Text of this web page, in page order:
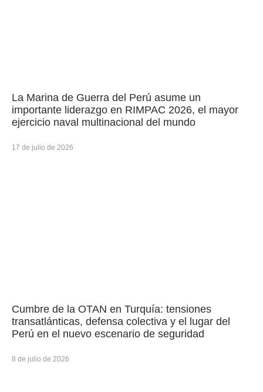
La Marina de Guerra del Perú asume un
importante liderazgo en RIMPAC 2026, el mayor
ejercicio naval multinacional del mundo
17 de julio de 2026
Cumbre de la OTAN en Turquía: tensiones
transatlánticas, defensa colectiva y el lugar del
Perú en el nuevo escenario de seguridad
8 de julio de 2026